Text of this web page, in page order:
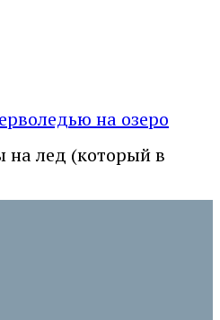
на озеро
на лед (который в